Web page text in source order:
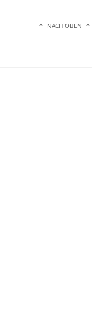
NACH OBEN